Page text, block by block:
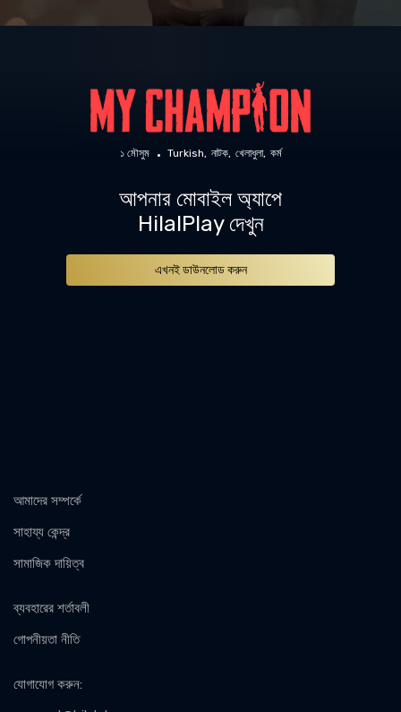
১ মৌসুম Turkish নাটক খেলাধুলা কর্ম
আপনার মোবাইল অ্যাপে
HilalPlay দেখুন
এখনই ডাউনলোড করুন
আমাদের সম্পর্কে
সাহায্য কেন্দ্র
সামাজিক দায়িত্ব
ব্যবহারের শর্তাবলী
গোপনীয়তা নীতি
যোগাযোগ করুন: